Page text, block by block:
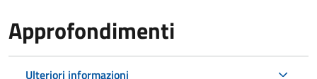
Approfondimenti
Ulteriori informazioni